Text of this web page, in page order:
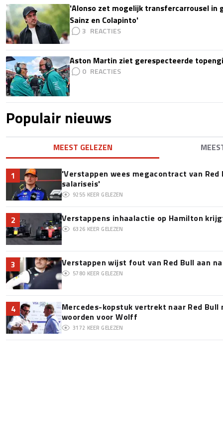
'Alonso zet mogelijk transfercarrousel in
Sainz en Colapinto'
3
Aston Martin ziet gerespecteerde
0
Populair nieuws
MEEST GELEZEN
1
'Verstappen wees megacontract van
salariseis'
9255 KEER GELEZEN
2 Verstappens inhaalactie op Hamilton
6326 KEER GELEZEN
3 Verstappen wijst fout van Red Bull aan
5780 KEER GELEZEN
4
Mercedes-kopstuk vertrekt naar Red
woorden voor Wolff
3172 KEER GELEZEN